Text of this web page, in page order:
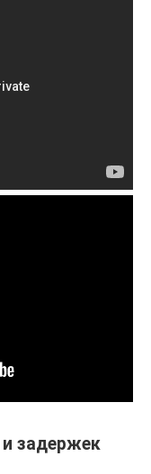
задержек